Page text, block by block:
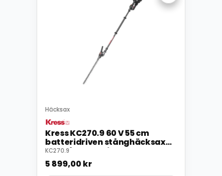
Häcksax
Kress KC270.9 60 V 55 cm
batteridriven stånghäcksax
med långt skaft
KC270.9
5 899,00kr